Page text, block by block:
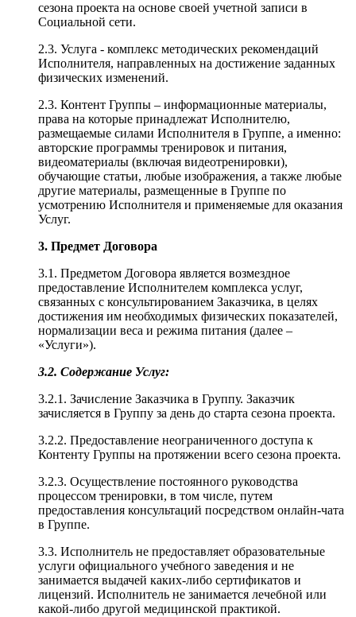
сезона проекта на основе своей учетной записи в
Социальной сети.
2.3. Услуга - комплекс методических рекомендаций
Исполнителя, направленных на достижение заданных
физических изменений.
2.3. Контент Группы – информационные материалы,
права на которые принадлежат Исполнителю,
размещаемые силами Исполнителя в Группе, а именно:
авторские программы тренировок и питания,
видеоматериалы (включая видеотренировки),
обучающие статьи, любые изображения, а также любые
другие материалы, размещенные в Группе по
усмотрению Исполнителя и применяемые для оказания
Услуг.
3. Предмет Договора
3.1. Предметом Договора является возмездное
предоставление Исполнителем комплекса услуг,
связанных с консультированием Заказчика, в целях
достижения им необходимых физических показателей,
нормализации веса и режима питания (далее –
«Услуги»).
3.2. Содержание Услуг:
3.2.1. Зачисление Заказчика в Группу. Заказчик
зачисляется в Группу за день до старта сезона проекта.
3.2.2. Предоставление неограниченного доступа к
Контенту Группы на протяжении всего сезона проекта.
3.2.3. Осуществление постоянного руководства
процессом тренировки, в том числе, путем
предоставления консультаций посредством онлайн-чата
в Группе.
3.3. Исполнитель не предоставляет образовательные
услуги официального учебного заведения и не
занимается выдачей каких-либо сертификатов и
лицензий. Исполнитель не занимается лечебной или
какой-либо другой медицинской практикой.